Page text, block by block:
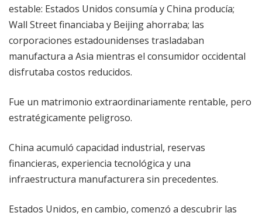
estable: Estados Unidos consumía y China producía;
Wall Street financiaba y Beijing ahorraba; las
corporaciones estadounidenses trasladaban
manufactura a Asia mientras el consumidor occidental
disfrutaba costos reducidos.
Fue un matrimonio extraordinariamente rentable, pero
estratégicamente peligroso.
China acumuló capacidad industrial, reservas
financieras, experiencia tecnológica y una
infraestructura manufacturera sin precedentes.
Estados Unidos, en cambio, comenzó a descubrir las